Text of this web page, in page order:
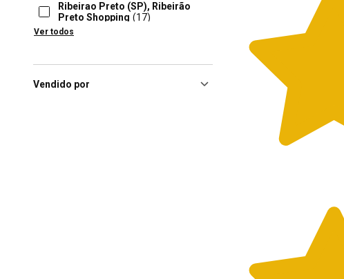
Ribeirao Preto (SP), Ribeirão
Preto Shopping (17)
São José Do Rio Preto (SP),
Jardins
Ver todos
Vendido por